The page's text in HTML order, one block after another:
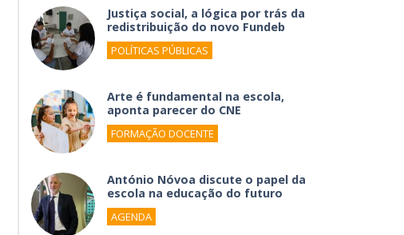
Justiça social, a lógica por trás da
redistribuição do novo Fundeb
POLÍTICAS PÚBLICAS
Arte é fundamental na escola,
aponta parecer do CNE
FORMAÇÃO DOCENTE
António Nóvoa discute o papel da
escola na educação do futuro
AGENDA